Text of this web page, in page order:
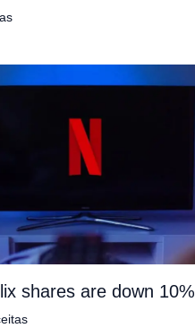
shares are down 10%